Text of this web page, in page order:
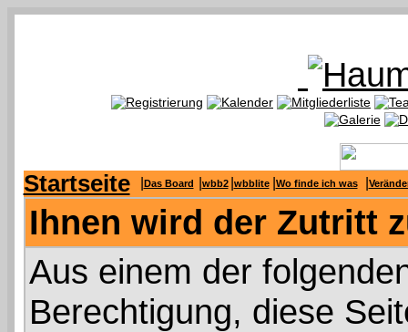
Startseite Das Board wbb2 wbblite Wo finde ich was
Ihnen wird der Zutritt
Aus einem der
Berechtigung, diese